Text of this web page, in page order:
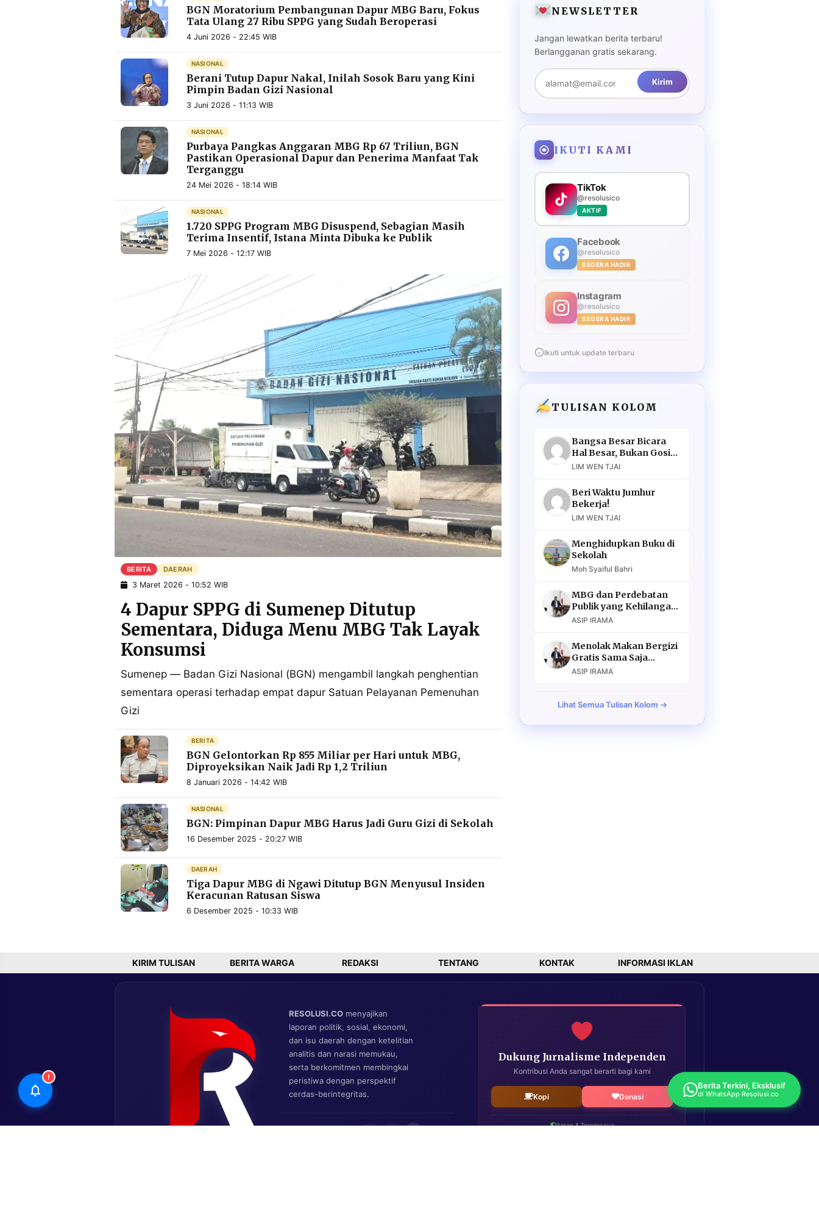
BGN Moratorium Pembangunan Dapur MBG Baru, Fokus
Tata Ulang 27 Ribu SPPG yang Sudah Beroperasi
4 Juni 2026 - 22:45 WIB
NASIONAL
Berani Tutup Dapur Nakal, Inilah Sosok Baru yang Kini
Pimpin Badan Gizi Nasional
3 Juni 2026 - 11:13 WIB
NASIONAL
Purbaya Pangkas Anggaran MBG Rp 67 Triliun, BGN
Pastikan Operasional Dapur dan Penerima Manfaat Tak
Terganggu
24 Mei 2026 - 18:14 WIB
NASIONAL
1.720 SPPG Program MBG Disuspend, Sebagian Masih
Terima Insentif, Istana Minta Dibuka ke Publik
7 Mei 2026 - 12:17 WIB
BERITA DAERAH
3 Maret 2026 - 10:52 WIB
4 Dapur SPPG di Sumenep Ditutup
Sementara, Diduga Menu MBG Tak Layak
Konsumsi
Sumenep — Badan Gizi Nasional (BGN) mengambil langkah penghentian
sementara operasi terhadap empat dapur Satuan Pelayanan Pemenuhan
Gizi
BERITA
BGN Gelontorkan Rp 855 Miliar per Hari untuk MBG,
Diproyeksikan Naik Jadi Rp 1,2 Triliun
8 Januari 2026 - 14:42 WIB
NASIONAL
BGN: Pimpinan Dapur MBG Harus Jadi Guru Gizi di Sekolah
16 Desember 2025 - 20:27 WIB
DAERAH
Tiga Dapur MBG di Ngawi Ditutup BGN Menyusul Insiden
Keracunan Ratusan Siswa
6 Desember 2025 - 10:33 WIB
NEWSLETTER
Jangan lewatkan berita terbaru!
Berlangganan gratis sekarang.
Kirim
IKUTI KAMI
TikTok
@resolusico
AKTIF
Facebook
@resolusico
SEGERA HADIR
Instagram
@resolusico
SEGERA HADIR
Ikuti untuk update terbaru
TULISAN KOLOM
Bangsa Besar Bicara
Hal Besar, Bukan Gosip
Murahan
LIM WEN TJAI
Beri Waktu Jumhur
Bekerja!
LIM WEN TJAI
Menghidupkan Buku di
Sekolah
Moh Syaiful Bahri
MBG dan Perdebatan
Publik yang Kehilangan
Argumen
ASIP IRAMA
Menolak Makan Bergizi
Gratis Sama Saja
Menolak Masa Depan
ASIP IRAMA
Lihat Semua Tulisan Kolom →
KIRIM TULISAN BERITA WARGA REDAKSI TENTANG KONTAK INFORMASI IKLAN
RESOLUSI.CO menyajikan
laporan politik, sosial, ekonomi,
dan isu daerah dengan ketelitian
analitis dan narasi memukau,
serta berkomitmen membingkai
peristiwa dengan perspektif
cerdas-berintegritas.
Dukung Jurnalisme Independen
Kontribusi Anda sangat berarti bagi kami
Kopi Donasi
Aman & Terpercaya
!
Berita Terkini, Eksklusif
di WhatsApp Resolusi.co